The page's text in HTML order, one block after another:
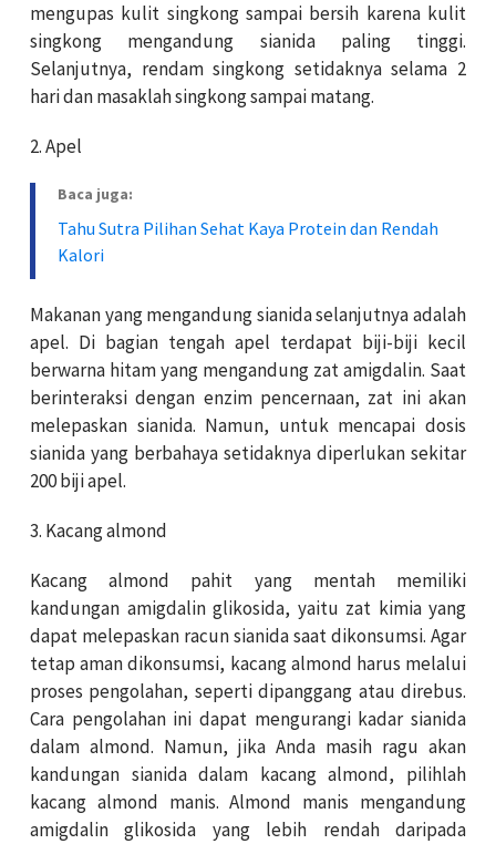
mengupas kulit singkong sampai bersih karena kulit
singkong mengandung sianida paling tinggi.
Selanjutnya, rendam singkong setidaknya selama 2
hari dan masaklah singkong sampai matang.
2. Apel
Baca juga:
Tahu Sutra Pilihan Sehat Kaya Protein dan Rendah
Kalori
Makanan yang mengandung sianida selanjutnya adalah
apel. Di bagian tengah apel terdapat biji-biji kecil
berwarna hitam yang mengandung zat amigdalin. Saat
berinteraksi dengan enzim pencernaan, zat ini akan
melepaskan sianida. Namun, untuk mencapai dosis
sianida yang berbahaya setidaknya diperlukan sekitar
200 biji apel.
3. Kacang almond
Kacang almond pahit yang mentah memiliki
kandungan amigdalin glikosida, yaitu zat kimia yang
dapat melepaskan racun sianida saat dikonsumsi. Agar
tetap aman dikonsumsi, kacang almond harus melalui
proses pengolahan, seperti dipanggang atau direbus.
Cara pengolahan ini dapat mengurangi kadar sianida
dalam almond. Namun, jika Anda masih ragu akan
kandungan sianida dalam kacang almond, pilihlah
kacang almond manis. Almond manis mengandung
amigdalin glikosida yang lebih rendah daripada